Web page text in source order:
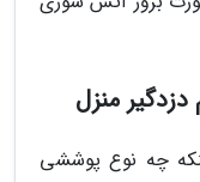
منزل
چه نوع پوششی